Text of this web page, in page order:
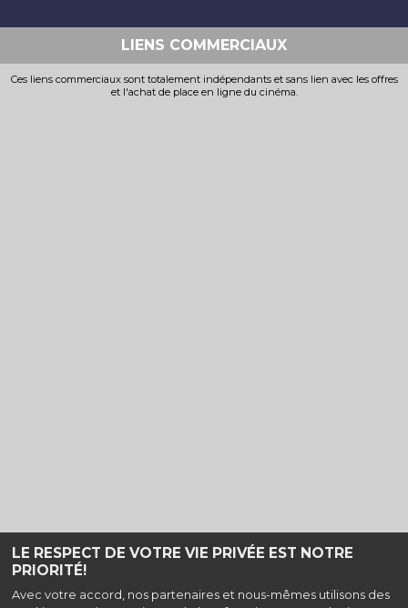
LE RESPECT DE VOTRE VIE PRIVÉE EST NOTRE
PRIORITÉ!
Avec votre accord, nos partenaires et nous-mêmes utilisons des
LIENS COMMERCIAUX
Ces liens commerciaux sont totalement indépendants et sans lien avec les offres
et l'achat de place en ligne du cinéma.